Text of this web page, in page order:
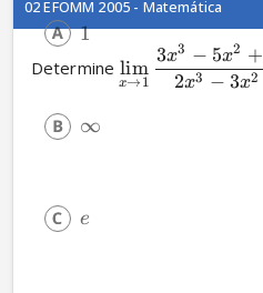
02 EFOMM 2005 - Matemática
Determine
x→ 1
lim
2x3 − 3x2
3x3 − 5x2 +
1
∞
e